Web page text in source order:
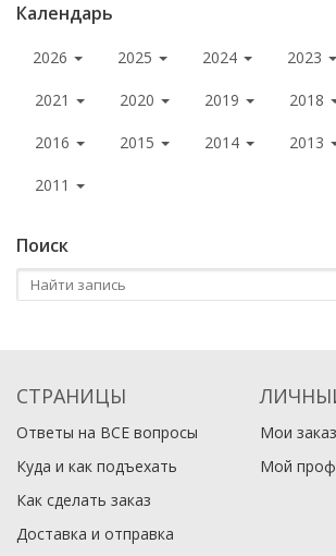
Календарь
2026 2025 2024 2023
2021 2020 2019 2018
2016 2015 2014 2013
2011
Поиск
СТРАНИЦЫ
Ответы на ВСЕ вопросы
Куда и как подъехать
Как сделать заказ
Доставка и отправка
Мои
Мой